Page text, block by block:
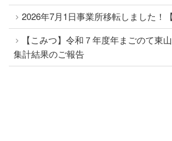
2026年7月1日事業所移転しました！
【こみつ】令和７年度年まごのて東
集計結果のご報告